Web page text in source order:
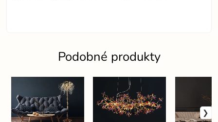
Podobné produkty